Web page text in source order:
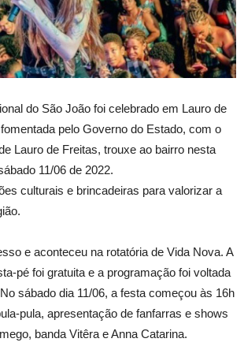
do São João foi celebrado em Lauro de
pelo Governo do Estado, com o
Lauro de Freitas, trouxe ao bairro nesta
11/06 de 2022.
culturais e brincadeiras para valorizar a
e aconteceu na rotatória de Vida Nova. A
pé foi gratuita e a programação foi voltada
sábado dia 11/06, a festa começou às 16h
pula, apresentação de fanfarras e shows
banda Vitêra e Anna Catarina.